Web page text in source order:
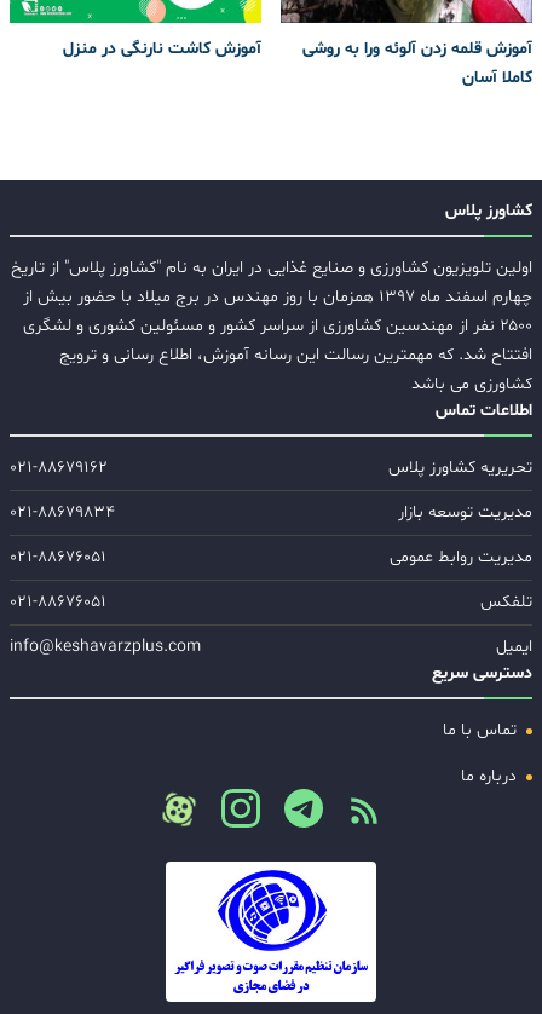
آموزش قلمه زدن آلوئه ورا به روشی
کاملا آسان
آموزش کاشت نارنگی در منزل
کشاورز پلاس
اولین تلویزیون کشاورزی و صنایع غذایی در ایران به نام "کشاورز پلاس" از تاریخ
چهارم اسفند ماه ۱۳۹۷ همزمان با روز مهندس در برج میلاد با حضور بیش از
۲۵۰۰ نفر از مهندسین کشاورزی از سراسر کشور و مسئولین کشوری و لشگری
افتتاح شد. که مهمترین رسالت این رسانه آموزش، اطلاع رسانی و ترویج
کشاورزی می باشد
اطلاعات تماس
تحریریه کشاورز پلاس
۰۲۱-۸۸۶۷۹۱۶۲
مدیریت توسعه بازار
۰۲۱-۸۸۶۷۹۸۳۴
مدیریت روابط عمومی
۰۲۱-۸۸۶۷۶۰۵۱
تلفکس
۰۲۱-۸۸۶۷۶۰۵۱
ایمیل
info@keshavarzplus.com
دسترسی سریع
تماس با ما
درباره ما